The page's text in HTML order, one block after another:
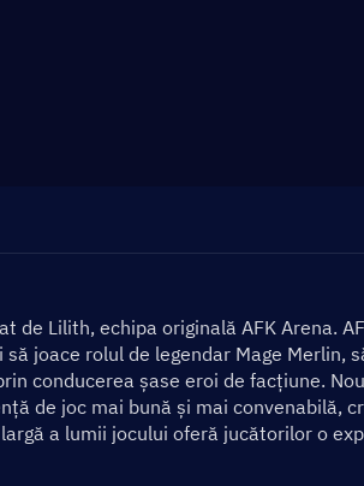
de Lilith, echipa originală AFK Arena.
joace rolul de legendar Mage Merlin,
conducerea șase eroi de facțiune.
de joc mai bună și mai convenabilă,
a lumii jocului oferă jucătorilor o